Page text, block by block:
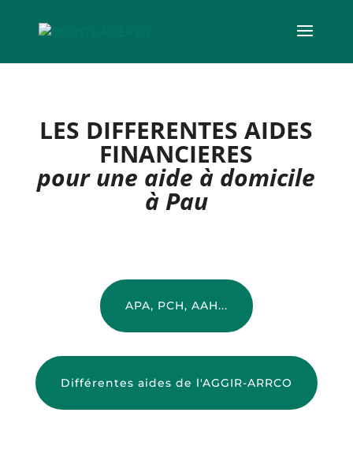
LES DIFFERENTES AIDES
FINANCIERES
pour une aide à domicile
à Pau
APA, PCH, AAH...
Différentes aides de l'AGGIR-ARRCO